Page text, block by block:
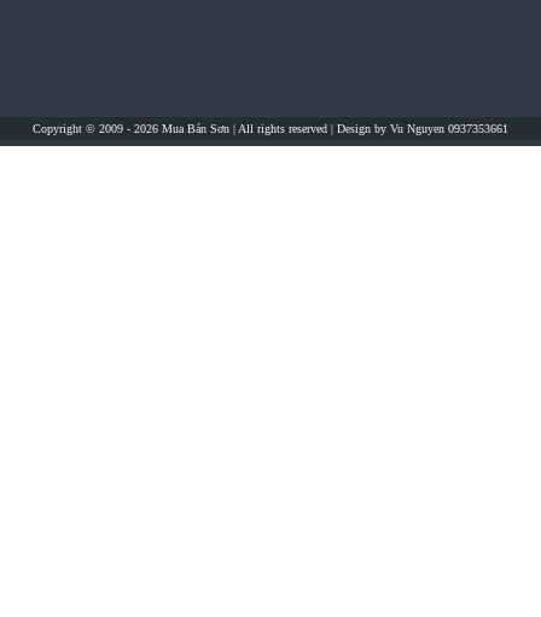
Copyright © 2009 - 2026 Mua Bán Sơn | All rights reserved | Design by Vu Nguyen 0937353661